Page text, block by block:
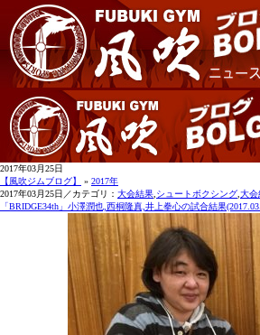
2017年03月25日
【風吹ジムブログ】
» 2017年
2017年03月25日／カテゴリ： 大会結果 シュートボクシング 大会
「BRIDGE34th」小澤潤也,西桐隆真,井上拳心の試合結果